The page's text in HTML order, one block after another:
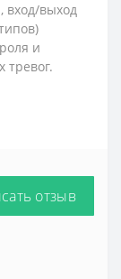
вход/выход
и
отзыв